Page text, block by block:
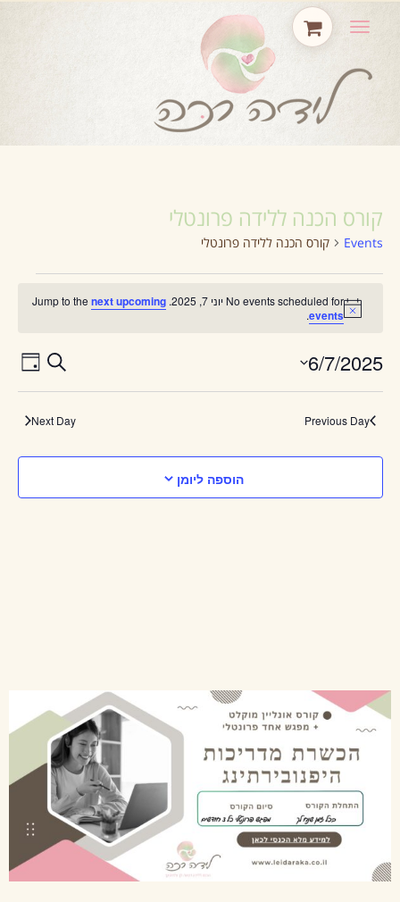
תפריט
קורס הכנה ללידה פרונטלי
Events קורס הכנה ללידה פרונטלי
Notice
No events scheduled for יוני 7, 2025. Jump to the
next upcoming
events
.
AND
Search
Day 6/7/2025
Select
Previous Day
Next Day
הוספה ליומן